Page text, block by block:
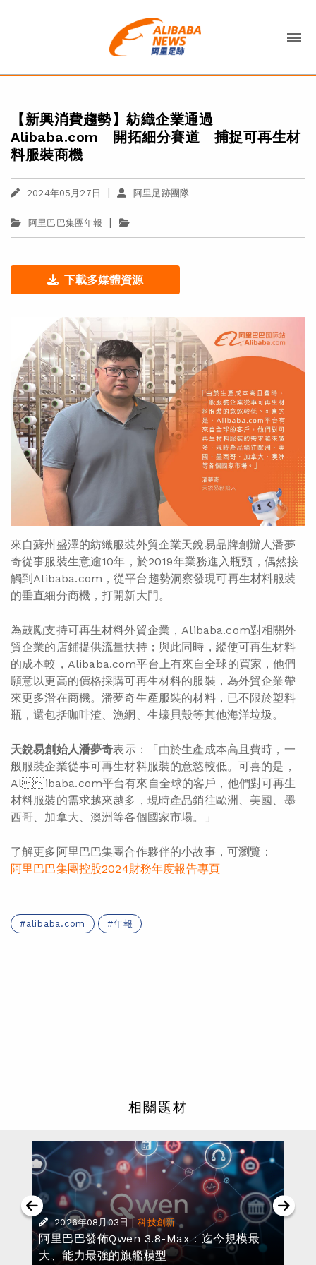
【新興消費趨勢】紡織企業通過
Alibaba.com 開拓細分賽道 捕捉可再生材
料服裝商機
2024年05月27日 | 阿里足跡團隊
阿里巴巴集團年報 |
下載多媒體資源
來自蘇州盛澤的紡織服裝外貿企業天銳易品牌創辦人潘夢
奇從事服裝生意逾10年，於2019年業務進入瓶頸，偶然接
觸到Alibaba.com，從平台趨勢洞察發現可再生材料服裝
的垂直細分商機，打開新大門。
為鼓勵支持可再生材料外貿企業，Alibaba.com對相關外
貿企業的店鋪提供流量扶持；與此同時，縱使可再生材料
的成本較，Alibaba.com平台上有來自全球的買家，他們
願意以更高的價格採購可再生材料的服裝，為外貿企業帶
來更多潛在商機。潘夢奇生產服裝的材料，已不限於塑料
瓶，還包括咖啡渣、漁網、生蠔貝殼等其他海洋垃圾。
天銳易創始人潘夢奇表示：「由於生產成本高且費時，一
般服裝企業從事可再生材料服裝的意慾較低。可喜的是，
Alibaba.com平台有來自全球的客戶，他們對可再生
材料服裝的需求越來越多，現時產品銷往歐洲、美國、墨
西哥、加拿大、澳洲等各個國家市場。」
了解更多阿里巴巴集團合作夥伴的小故事，可瀏覽：
阿里巴巴集團控股2024財務年度報告專頁
alibaba.com 年報
相關題材
2026年08月03日 | 科技創新
阿里巴巴發佈Qwen 3.8-Max：迄今規模最
大、能力最強的旗艦模型